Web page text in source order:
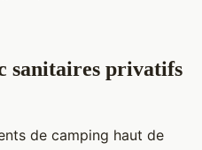
sanitaires privatifs
de camping haut de